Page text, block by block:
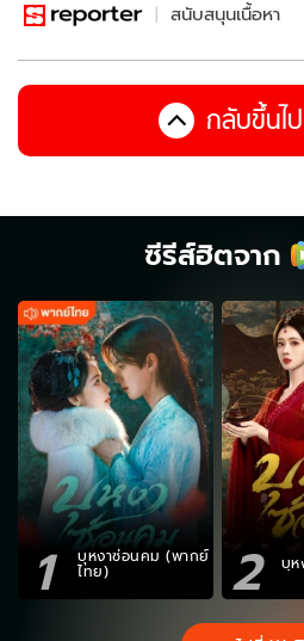
สนับสนุนเนื้อหา
กลับขึ้นไ
ซีรีส์ฮิตจาก
1 บุหงาซ่อนคม (พากย์
ไทย) 2 บุห